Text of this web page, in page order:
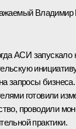
Владимир
АСИ
запросы
готовили
проводили
практики.